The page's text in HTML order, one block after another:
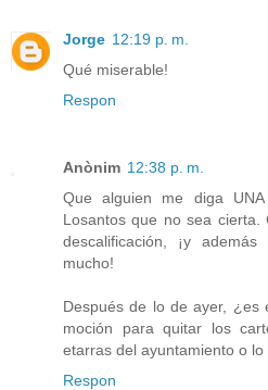
Jorge 12:19 p. m.
Qué miserable!
Respon
Anònim 12:38 p. m.
Que alguien me diga
Losantos que no sea
descalificación, ¡y
mucho!
Después de lo de ayer, ¿es
moción para quitar los
etarras del ayuntamiento o
Respon